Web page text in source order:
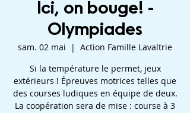
Ici, on bouge! -
Olympiades
sam. 02 mai
  |
Action Famille Lavaltrie
Si la température le permet, jeux
extérieurs ! Épreuves motrices telles que
des courses ludiques en équipe de deux.
La coopération sera de mise : course à 3